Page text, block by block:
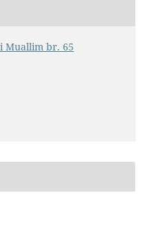
Muallim br. 65